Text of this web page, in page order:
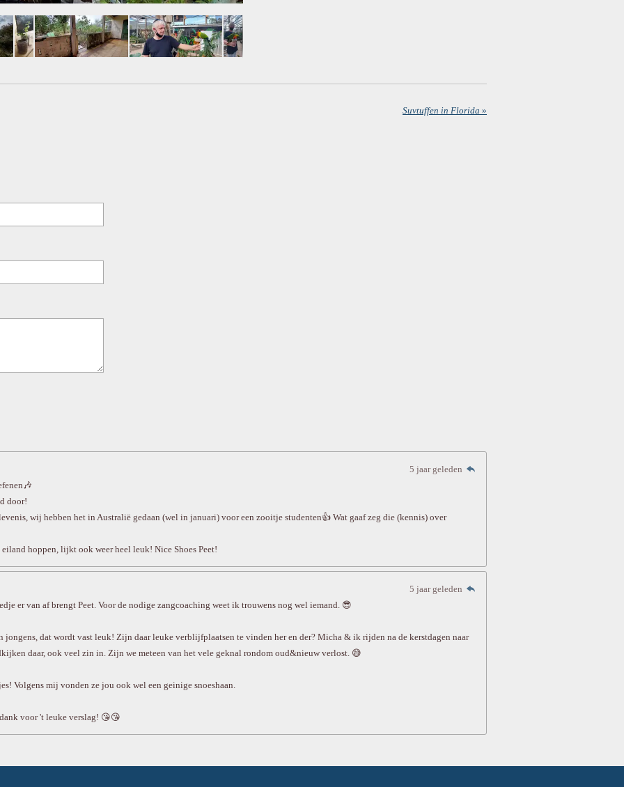
Suvtuffen in Florida »
5 jaar geleden
door!
wij hebben het in Australië gedaan (wel in januari) voor een zooitje studenten👍 Wat gaaf zeg die (kennis) over
hoppen, lijkt ook weer heel leuk! Nice Shoes Peet!
5 jaar geleden
er van af brengt Peet. Voor de nodige zangcoaching weet ik trouwens nog wel iemand. 😎
jongens, dat wordt vast leuk! Zijn daar leuke verblijfplaatsen te vinden her en der? Micha & ik rijden na de kerstdagen naar
daar, ook veel zin in. Zijn we meteen van het vele geknal rondom oud&nieuw verlost. 😅
Volgens mij vonden ze jou ook wel een geinige snoeshaan.
voor 't leuke verslag! 😘😘